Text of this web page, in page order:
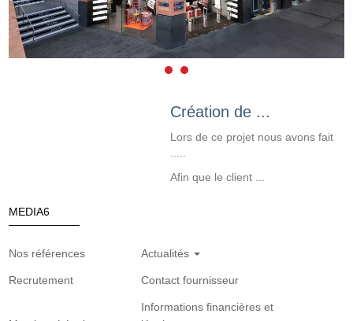
Création de ...
Lors de ce projet nous avons fait
Afin que le client ...
MEDIA6
Nos références Actualités
Recrutement Contact fournisseur
Informations financières et